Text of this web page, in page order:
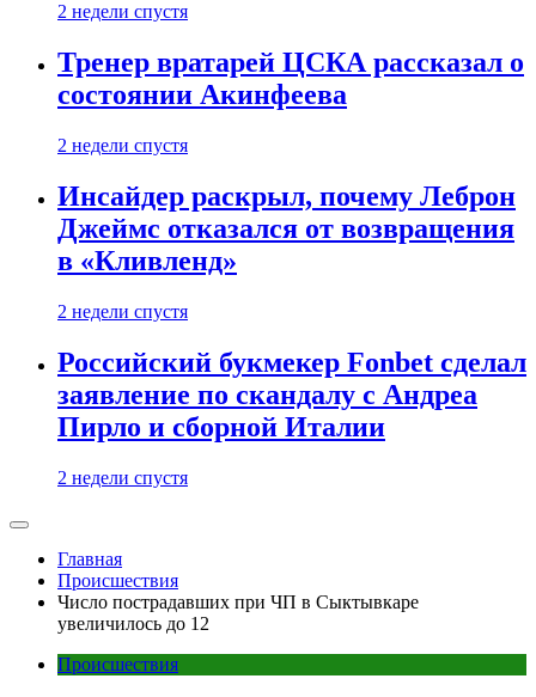
2 недели спустя
Тренер вратарей ЦСКА рассказал о
состоянии Акинфеева
2 недели спустя
Инсайдер раскрыл, почему Леброн
Джеймс отказался от возвращения
в «Кливленд»
2 недели спустя
Российский букмекер Fonbet сделал
заявление по скандалу с Андреа
Пирло и сборной Италии
2 недели спустя
Главная
Происшествия
Число пострадавших при ЧП в Сыктывкаре
увеличилось до 12
Происшествия